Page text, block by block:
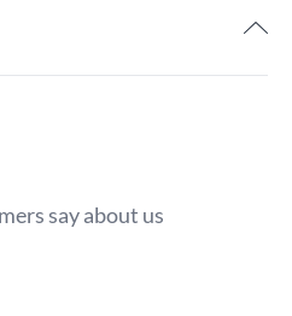
say about us